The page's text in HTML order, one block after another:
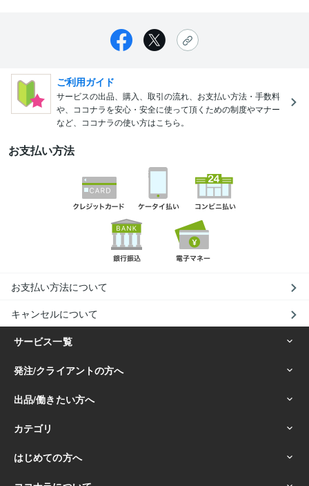
ご利用ガイド
サービスの出品、購入、取引の流れ、お支払い方法・手数料
や、ココナラを安心・安全に使って頂くための制度やマナー
など、ココナラの使い方はこちら。
お支払い方法
お支払い方法について
キャンセルについて